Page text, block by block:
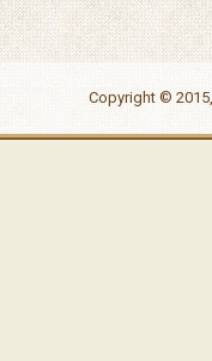
Copyright ©